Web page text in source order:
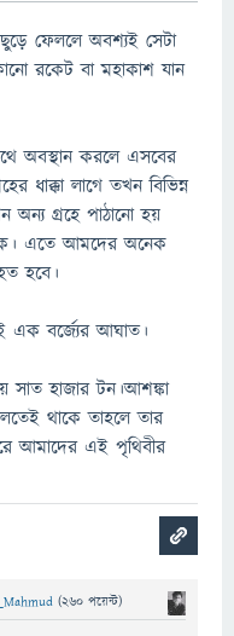
ফেললে অবশ্যই সেটা
রকেট বা মহাকাশ যান
অবস্থান করলে এসবের
ধাক্কা লাগে তখন বিভিন্ন
অন্য গ্রহে পাঠানো হয়
এতে আমদের অনেক
হবে।
এক বর্জ্যের আঘাত।
সাত হাজার টন।আশঙ্কা
থাকে তাহলে তার
আমাদের এই পৃথিবীর
(260 পয়েন্ট)